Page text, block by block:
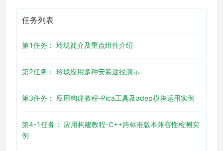
任务列表
第1任务： 玲珑简介及重点组件介绍
第2任务： 玲珑应用多种安装途径演示
第3任务： 应用构建教程-Pica工具及adep模块运用实例
第4-1任务： 应用构建教程-C++跨标准版本兼容性检测实
例